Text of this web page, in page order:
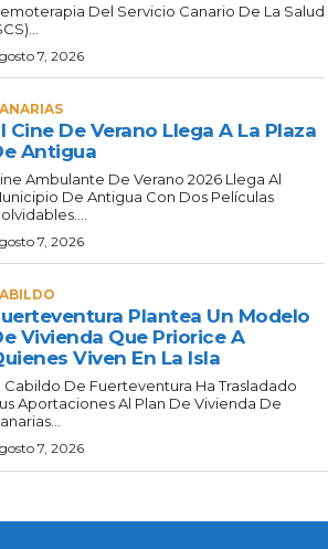
Del Servicio Canario De La Salud
7, 2026
Cine De Verano Llega A La Plaza
Antigua
Ambulante De Verano 2026 Llega Al
De Antigua Con Dos Películas
7, 2026
Plantea Un Modelo
Vivienda Que Priorice A
Viven En La Isla
Cabildo De Fuerteventura Ha Trasladado
Aportaciones Al Plan De Vivienda De
7, 2026